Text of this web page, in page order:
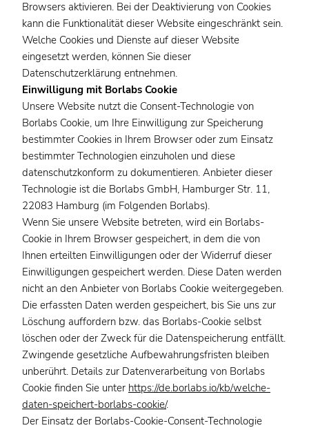
Browsers aktivieren. Bei der Deaktivierung von Cookies
kann die Funktionalität dieser Website eingeschränkt sein.
Welche Cookies und Dienste auf dieser Website
eingesetzt werden, können Sie dieser
Datenschutzerklärung entnehmen.
Einwilligung mit Borlabs Cookie
Unsere Website nutzt die Consent-Technologie von
Borlabs Cookie, um Ihre Einwilligung zur Speicherung
bestimmter Cookies in Ihrem Browser oder zum Einsatz
bestimmter Technologien einzuholen und diese
datenschutzkonform zu dokumentieren. Anbieter dieser
Technologie ist die Borlabs GmbH, Hamburger Str. 11,
22083 Hamburg (im Folgenden Borlabs).
Wenn Sie unsere Website betreten, wird ein Borlabs-
Cookie in Ihrem Browser gespeichert, in dem die von
Ihnen erteilten Einwilligungen oder der Widerruf dieser
Einwilligungen gespeichert werden. Diese Daten werden
nicht an den Anbieter von Borlabs Cookie weitergegeben.
Die erfassten Daten werden gespeichert, bis Sie uns zur
Löschung auffordern bzw. das Borlabs-Cookie selbst
löschen oder der Zweck für die Datenspeicherung entfällt.
Zwingende gesetzliche Aufbewahrungsfristen bleiben
unberührt. Details zur Datenverarbeitung von Borlabs
Cookie finden Sie unter https://de.borlabs.io/kb/welche-
daten-speichert-borlabs-cookie/.
Der Einsatz der Borlabs-Cookie-Consent-Technologie